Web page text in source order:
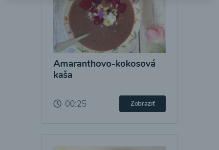
Amaranthovo-kokosová
kaša
00:25 Zobraziť